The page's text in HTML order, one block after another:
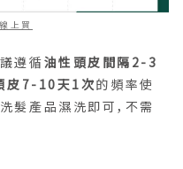
上買
遵循油性頭皮間隔2-3
皮7-10天1次的頻率使
髮產品濕洗即可，不需